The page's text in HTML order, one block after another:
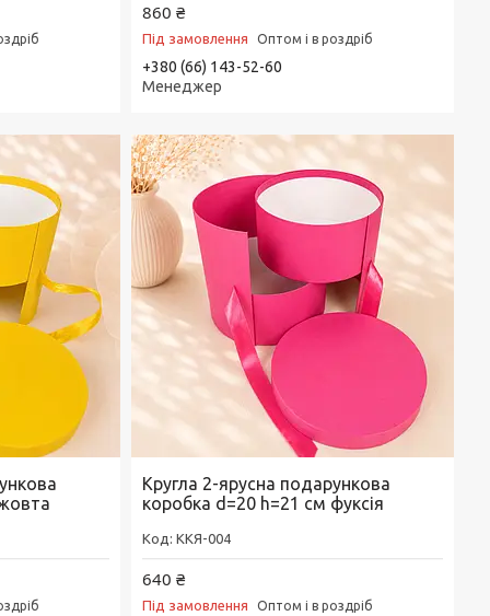
860 ₴
Під замовлення Оптом і в роздріб
+380 (66) 143-52-60
Менеджер
Кругла 2-ярусна подарункова
коробка d=20 h=21 см фуксія
ККЯ-004
640 ₴
Під замовлення Оптом і в роздріб